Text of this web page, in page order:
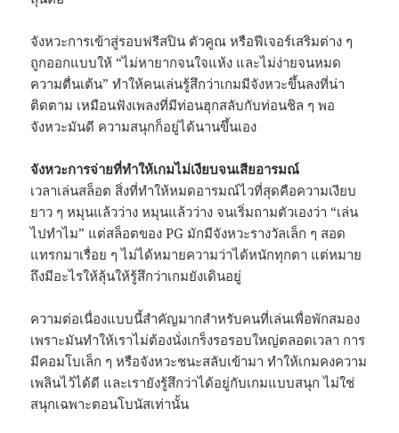
จังหวะการเข้าสู่รอบฟรีสปิน ตัวคูณ หรือฟีเจอร์เสริมต่าง ๆ
ถูกออกแบบให้ “ไม่หายากจนใจแห้ง และไม่ง่ายจนหมด
ความตื่นเต้น” ทำให้คนเล่นรู้สึกว่าเกมมีจังหวะขึ้นลงที่น่า
ติดตาม เหมือนฟังเพลงที่มีท่อนฮุกสลับกับท่อนชิล ๆ พอ
จังหวะมันดี ความสนุกก็อยู่ได้นานขึ้นเอง
จังหวะการจ่ายที่ทำให้เกมไม่เงียบจนเสียอารมณ์
เวลาเล่นสล็อต สิ่งที่ทำให้หมดอารมณ์ไวที่สุดคือความเงียบ
ยาว ๆ หมุนแล้วว่าง หมุนแล้วว่าง จนเริ่มถามตัวเองว่า “เล่น
ไปทำไม” แต่สล็อตของ PG มักมีจังหวะรางวัลเล็ก ๆ สอด
แทรกมาเรื่อย ๆ ไม่ได้หมายความว่าได้หนักทุกตา แต่หมาย
ถึงมีอะไรให้ลุ้นให้รู้สึกว่าเกมยังเดินอยู่
ความต่อเนื่องแบบนี้สำคัญมากสำหรับคนที่เล่นเพื่อพักสมอง
เพราะมันทำให้เราไม่ต้องนั่งเกร็งรอรอบใหญ่ตลอดเวลา การ
มีคอมโบเล็ก ๆ หรือจังหวะชนะสลับเข้ามา ทำให้เกมคงความ
เพลินไว้ได้ดี และเรายังรู้สึกว่าได้อยู่กับเกมแบบสนุก ไม่ใช่
สนุกเฉพาะตอนโบนัสเท่านั้น